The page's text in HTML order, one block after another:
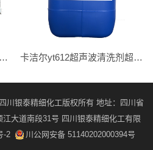
卡洁尔yt611金属除油剂（脱脂剂）除油粉 卡洁尔yt612超声波清洗剂超声波除油剂
川银泰精细化工版权所有 地址：四川省
大道南段31号 四川银泰精细化工有限
-2 川公网安备 51140202000394号